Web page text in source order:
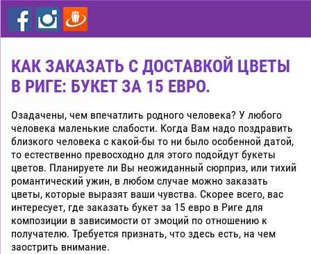
цветы
дешево
Рига
КАК ЗАКАЗАТЬ С ДОСТАВКОЙ ЦВЕТЫ
В РИГЕ: БУКЕТ ЗА 15 ЕВРО.
Озадачены, чем впечатлить родного человека? У любого
человека маленькие слабости. Когда Вам надо поздравить
близкого человека с какой-бы то ни было особенной датой,
то естественно превосходно для этого подойдут букеты
цветов. Планируете ли Вы неожиданный сюрприз, или тихий
романтический ужин, в любом случае можно заказать
цветы, которые выразят ваши чувства. Скорее всего, вас
интересует, где заказать букет за 15 евро в Риге для
композиции в зависимости от эмоций по отношению к
получателю. Требуется признать, что здесь есть, на чем
заострить внимание.